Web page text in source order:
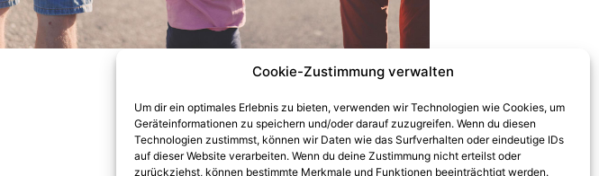
Cookie-Zustimmung verwalten
Um dir ein optimales Erlebnis zu bieten, verwenden wir Technologien wie Cookies, um
Geräteinformationen zu speichern und/oder darauf zuzugreifen. Wenn du diesen
Technologien zustimmst, können wir Daten wie das Surfverhalten oder eindeutige IDs
auf dieser Website verarbeiten. Wenn du deine Zustimmung nicht erteilst oder
zurückziehst, können bestimmte Merkmale und Funktionen beeinträchtigt werden.